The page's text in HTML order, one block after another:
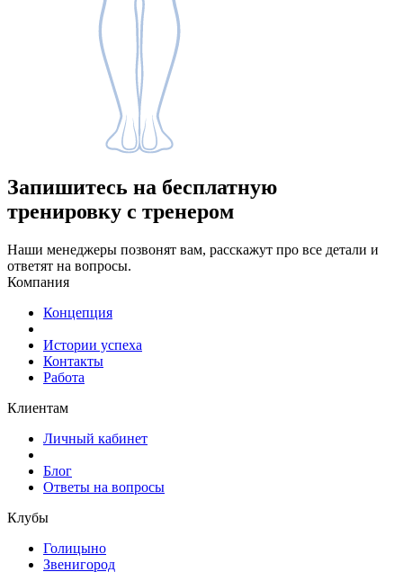
Запишитесь на бесплатную
тренировку с тренером
Наши менеджеры позвонят вам, расскажут про все детали и
ответят на вопросы.
Компания
Концепция
Истории успеха
Контакты
Работа
Клиентам
Личный кабинет
Блог
Ответы на вопросы
Клубы
Голицыно
Звенигород